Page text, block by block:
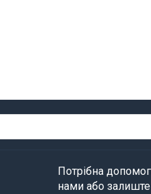
Потрібна
нами або залиште